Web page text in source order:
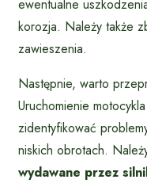
ewentualne
korozja. Należy także
zawieszenia.
Następnie, warto
Uruchomienie
zidentyfikować
niskich obrotach.
wydawane przez